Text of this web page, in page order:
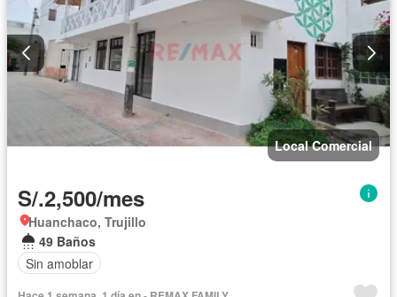
Local Comercial
S/.2,500/mes
Huanchaco, Trujillo
49 Baños
Sin amoblar